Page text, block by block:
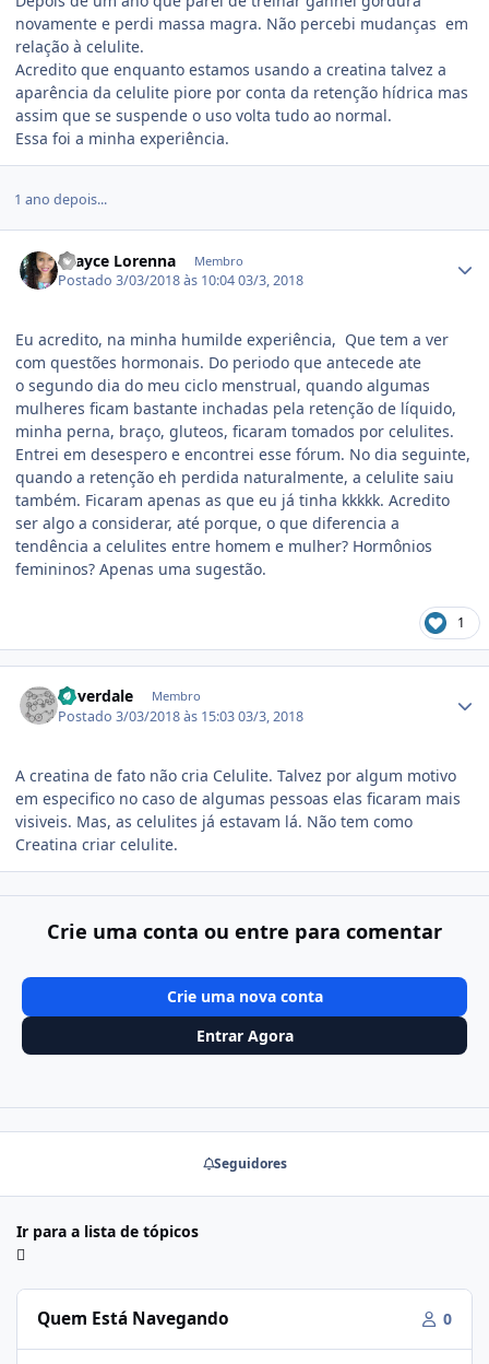
novamente e perdi massa magra. Não percebi mudanças em
relação à celulite.
Acredito que enquanto estamos usando a creatina talvez a
aparência da celulite piore por conta da retenção hídrica mas
assim que se suspende o uso volta tudo ao normal.
Essa foi a minha experiência.
1 ano depois...
Grayce Lorenna Membro
Postado3/03/2018 às 10:0403/3, 2018
Eu acredito, na minha humilde experiência, Que tem a ver
com questões hormonais. Do periodo que antecede ate
o segundo dia do meu ciclo menstrual, quando algumas
mulheres ficam bastante inchadas pela retenção de líquido,
minha perna, braço, gluteos, ficaram tomados por celulites.
Entrei em desespero e encontrei esse fórum. No dia seguinte,
quando a retenção eh perdida naturalmente, a celulite saiu
também. Ficaram apenas as que eu já tinha kkkkk. Acredito
ser algo a considerar, até porque, o que diferencia a
tendência a celulites entre homem e mulher? Hormônios
femininos? Apenas uma sugestão.
1
Coverdale Membro
Postado3/03/2018 às 15:0303/3, 2018
A creatina de fato não cria Celulite. Talvez por algum motivo
em especifico no caso de algumas pessoas elas ficaram mais
visiveis. Mas, as celulites já estavam lá. Não tem como
Creatina criar celulite.
Crie uma conta ou entre para comentar
Crie uma nova conta
Entrar Agora
Seguidores
Ir para a lista de tópicos
Quem Está Navegando 0